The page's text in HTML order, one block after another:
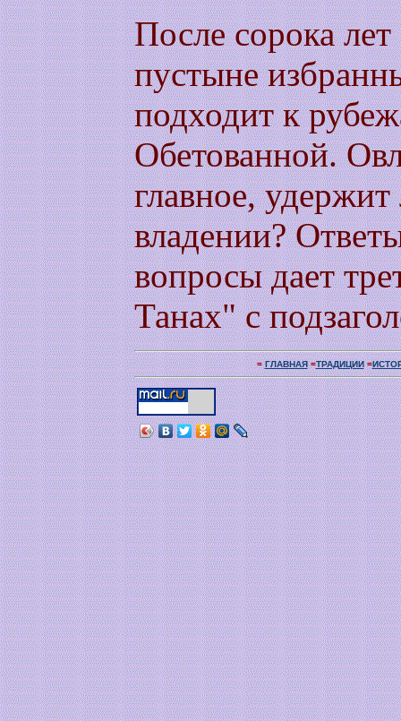
После сорока
пустыне
подходит к
Обетованной.
главное,
владении?
вопросы дает
Танах" с
=ГЛАВНАЯ=ТРАДИЦИИ=